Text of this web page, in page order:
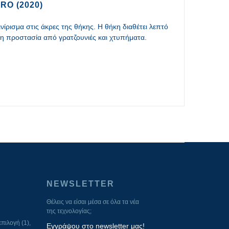
(2020)
στις άκρες της θήκης. Η θήκη διαθέτει λεπτό
από γρατζουνιές και χτυπήματα.
(1),
NEWSLETTER
Θέλεις να είσαι μέσα σε όλα τα νέα
της τεχνολογίας;
Εγγράψου στο newsletter μας!